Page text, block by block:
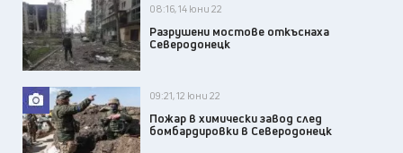
08:16, 14 юни 22
Разрушени мостове откъснаха
Северодонецк
09:21, 12 юни 22
Пожар в химически завод след
бомбардировки в Северодонецк